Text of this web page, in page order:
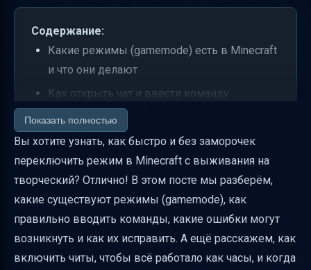
Содержание:
Какие режимы (gamemode) есть в Minecraft
и что они делают
Как открыть чат и ввести команду
/gamemode
Какие версии Minecraft поддерживают
команды /gamemode и особенности
синтаксиса
Как включить читы (команды) в мире или
на сервере
Распространённые ошибки при вводе
/gamemode и как их исправлять
Показать полностью
Вы хотите узнать, как быстро и без заморочек
переключить режим в Minecraft с выживания на
творческий? Отлично! В этом посте мы разберём,
какие существуют режимы (gamemode), как
правильно вводить команды, какие ошибки могут
возникнуть и как их исправить. А ещё расскажем, как
включить читы, чтобы всё работало как часы, и когда